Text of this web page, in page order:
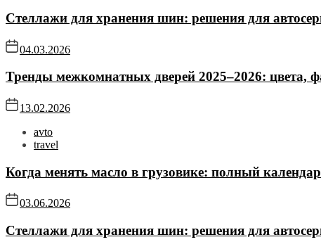
Стеллажи для хранения шин: решения для
04.03.2026
Тренды межкомнатных дверей 2025–2026: цвета,
13.02.2026
avto
travel
Когда менять масло в грузовике: полный
03.06.2026
Стеллажи для хранения шин: решения для